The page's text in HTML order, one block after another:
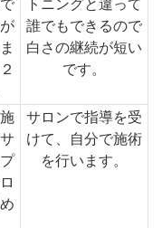
トニングと違って
誰でもできるので
白さの継続が短い
です。
サロンで指導を受
けて、自分で施術
を行います。